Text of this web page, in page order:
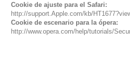
Cookie de ajuste para el Safari:
http://support.Apple.com/kb/
Cookie de escenario para la ópera:
http://www.opera.com/help/tutorials/